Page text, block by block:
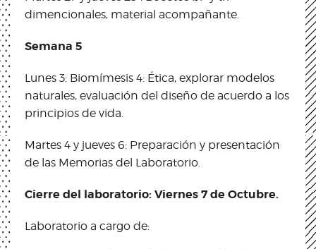
dimencionales, material acompañante.
Semana 5
Lunes 3: Biomímesis 4: Ética, explorar modelos
naturales, evaluación del diseño de acuerdo a los
principios de vida.
Martes 4 y jueves 6: Preparación y presentación
de las Memorias del Laboratorio.
Cierre del laboratorio: Viernes 7 de Octubre.
Laboratorio a cargo de: